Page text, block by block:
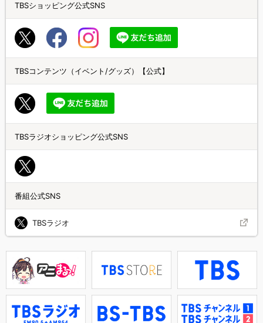
TBSショッピング公式SNS
TBSコンテンツ（イベント/グッズ）【公式】
TBSラジオショッピング公式SNS
番組公式SNS
TBSラジオ